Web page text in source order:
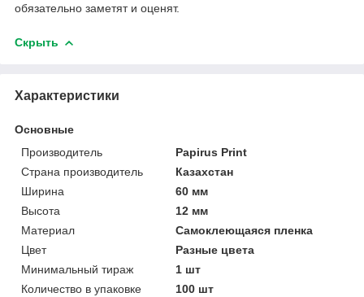
обязательно заметят и оценят.
Скрыть
Характеристики
Основные
Производитель
Papirus Print
Страна производитель
Казахстан
Ширина
60 мм
Высота
12 мм
Материал
Самоклеющаяся пленка
Цвет
Разные цвета
Минимальный тираж
1 шт
Количество в упаковке
100 шт